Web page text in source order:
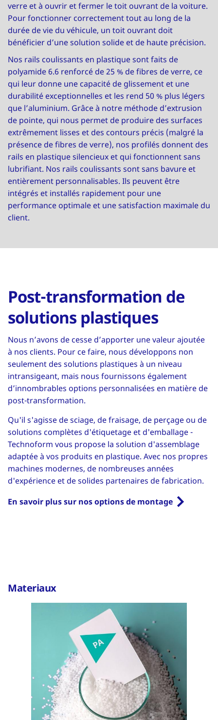
verre et à ouvrir et fermer le toit ouvrant de la voiture.
Pour fonctionner correctement tout au long de la
durée de vie du véhicule, un toit ouvrant doit
bénéficier d’une solution solide et de haute précision.
Nos rails coulissants en plastique sont faits de
polyamide 6.6 renforcé de 25 % de fibres de verre, ce
qui leur donne une capacité de glissement et une
durabilité exceptionnelles et les rend 50 % plus légers
que l’aluminium. Grâce à notre méthode d’extrusion
de pointe, qui nous permet de produire des surfaces
extrêmement lisses et des contours précis (malgré la
présence de fibres de verre), nos profilés donnent des
rails en plastique silencieux et qui fonctionnent sans
lubrifiant. Nos rails coulissants sont sans bavure et
entièrement personnalisables. Ils peuvent être
intégrés et installés rapidement pour une
performance optimale et une satisfaction maximale du
client.
Post-transformation de
solutions plastiques
Nous n’avons de cesse d’apporter une valeur ajoutée
à nos clients. Pour ce faire, nous développons non
seulement des solutions plastiques à un niveau
intransigeant, mais nous fournissons également
d’innombrables options personnalisées en matière de
post-transformation.
Qu'il s'agisse de sciage, de fraisage, de perçage ou de
solutions complètes d'étiquetage et d'emballage -
Technoform vous propose la solution d'assemblage
adaptée à vos produits en plastique. Avec nos propres
machines modernes, de nombreuses années
d'expérience et de solides partenaires de fabrication.
En savoir plus sur nos options de montage
Materiaux